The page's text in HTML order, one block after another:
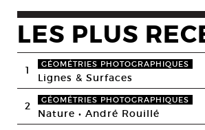
LES PLUS
1 GÉOMÉTRIES PHOTOGRAPHIQUES
Lignes & Surfaces
2 GÉOMÉTRIES PHOTOGRAPHIQUES
Nature • André Rouillé